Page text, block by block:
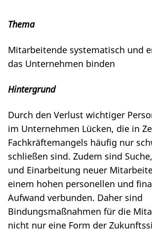
Thema
Mitarbeitende systematisch und
das Unternehmen binden
Hintergrund
Durch den Verlust wichtiger
im Unternehmen Lücken, die in
Fachkräftemangels häufig nur
schließen sind. Zudem sind
und Einarbeitung neuer
einem hohen personellen und
Aufwand verbunden. Daher sind
Bindungsmaßnahmen für die
nicht nur eine Form der